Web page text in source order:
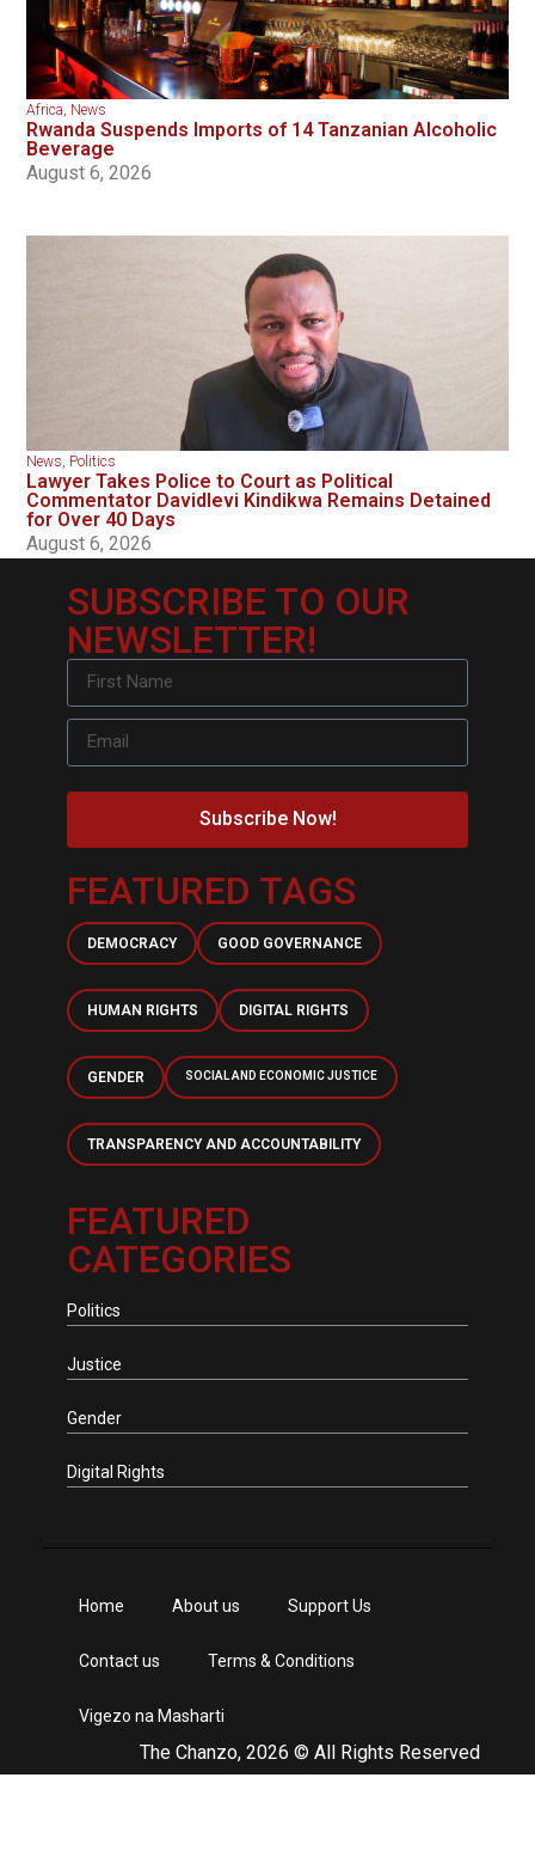
Africa News
Rwanda Suspends Imports of 14 Tanzanian Alcoholic
Beverage
August 6, 2026
News Politics
Lawyer Takes Police to Court as Political
Commentator Davidlevi Kindikwa Remains Detained
for Over 40 Days
August 6, 2026
SUBSCRIBE TO OUR
NEWSLETTER!
Subscribe Now!
FEATURED TAGS
DEMOCRACY GOOD GOVERNANCE
HUMAN RIGHTS DIGITAL RIGHTS
GENDER SOCIAL AND ECONOMIC JUSTICE
TRANSPARENCY AND ACCOUNTABILITY
FEATURED
CATEGORIES
Politics
Justice
Gender
Digital Rights
The Chanzo, 2026 © All Rights Reserved
Home About us Support Us
Contact us Terms & Conditions
Vigezo na Masharti